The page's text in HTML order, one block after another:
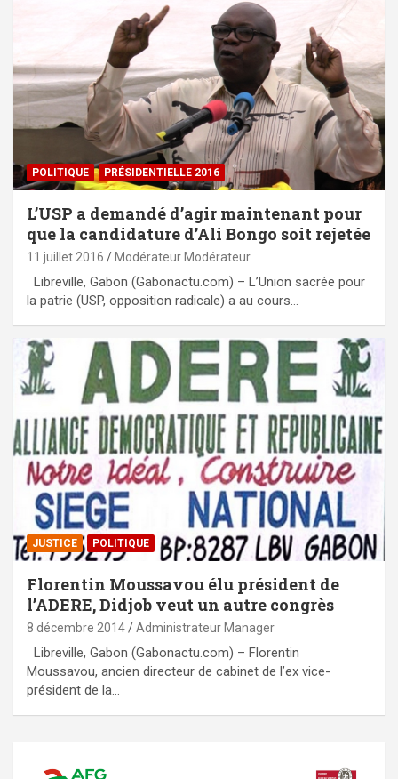
POLITIQUE PRÉSIDENTIELLE 2016
L’USP a demandé d’agir maintenant pour
que la candidature d’Ali Bongo soit rejetée
11 juillet 2016 Modérateur Modérateur
Libreville, Gabon (Gabonactu.com) – L’Union sacrée pour
la patrie (USP, opposition radicale) a au cours…
JUSTICE POLITIQUE
Florentin Moussavou élu président de
l’ADERE, Didjob veut un autre congrès
8 décembre 2014 Administrateur Manager
Libreville, Gabon (Gabonactu.com) – Florentin
Moussavou, ancien directeur de cabinet de l’ex vice-
président de la…